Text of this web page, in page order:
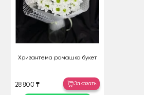
Хризантема ромашка букет
28 800 ₸ Заказать